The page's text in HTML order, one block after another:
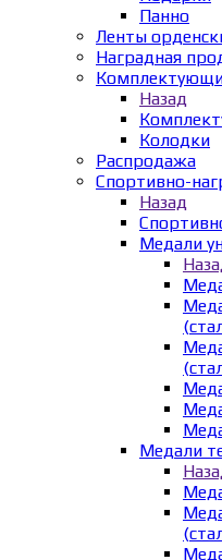
Панно
Ленты
Наградная
Назад
Колодки
Распродажа
Спортивно-
Назад
Медали
Медали